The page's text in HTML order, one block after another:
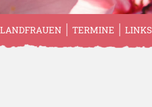
TERMINE LINKS